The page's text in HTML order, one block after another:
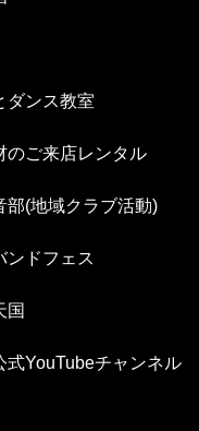
ダンス教室
のご来店レンタル
部(地域クラブ活動)
ンドフェス
国
式YouTubeチャンネル